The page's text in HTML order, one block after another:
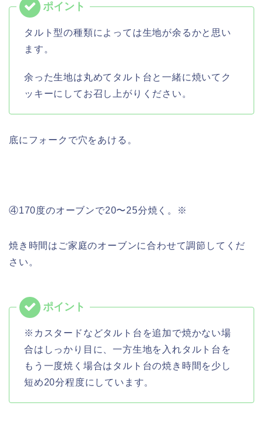
タルト型の種類によっては生地が余るかと思い
ます。
余った生地は丸めてタルト台と一緒に焼いてク
ッキーにしてお召し上がりください。
底にフォークで穴をあける。
④170度のオーブンで20〜25分焼く。※
焼き時間はご家庭のオーブンに合わせて調節してくだ
さい。
※カスタードなどタルト台を追加で焼かない場
合はしっかり目に、一方生地を入れタルト台を
もう一度焼く場合はタルト台の焼き時間を少し
短め20分程度にしています。